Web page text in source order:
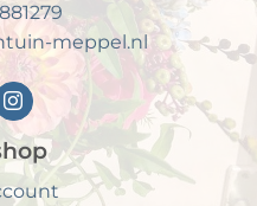
meppel.nl